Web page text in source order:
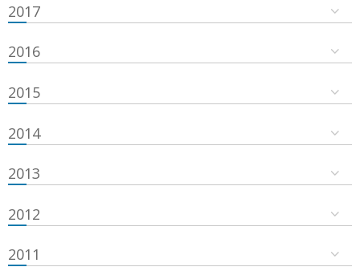
2017
2016
2015
2014
2013
2012
2011